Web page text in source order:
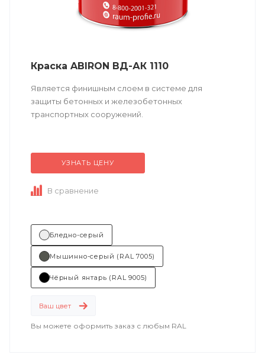
Краска ABIRON ВД-АК 1110
Является финишным слоем в системе для
защиты бетонных и железобетонных
транспортных сооружений.
Техническое описаниепо ссылке
УЗНАТЬ ЦЕНУ
В сравнение
Бледно-серый
Мышинно-серый (RAL 7005)
Чёрный янтарь (RAL 9005)
Ваш цвет
Вы можете оформить заказ с любым RAL